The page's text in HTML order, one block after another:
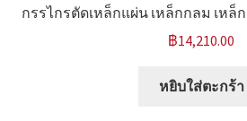
กรรไกรตัดเหล็กแผ่น เหล็กกลม เหล็ก
฿14,210.00
หยิบใส่ตะกร้า